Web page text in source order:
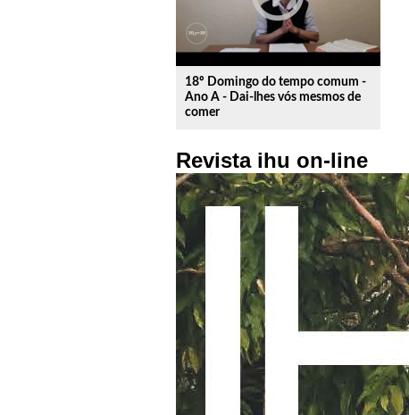
18º Domingo do tempo comum -
Ano A - Dai-lhes vós mesmos de
comer
Revista ihu on-line